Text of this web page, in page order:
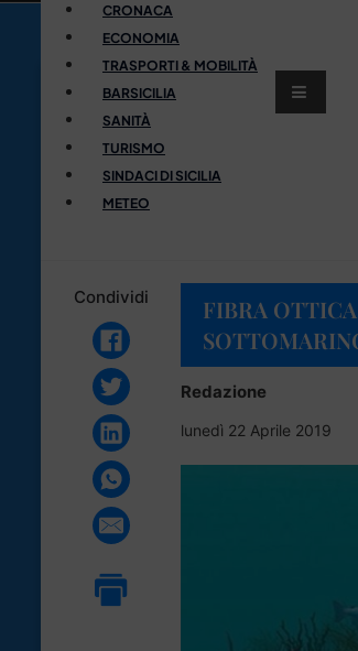
CRONACA
ECONOMIA
TRASPORTI & MOBILITÀ
BARSICILIA
SANITÀ
TURISMO
SINDACI DI SICILIA
METEO
Condividi
FIBRA
Redazione
lunedì 22 Aprile 2019